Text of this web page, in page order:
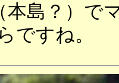
本島？）で
ですね。